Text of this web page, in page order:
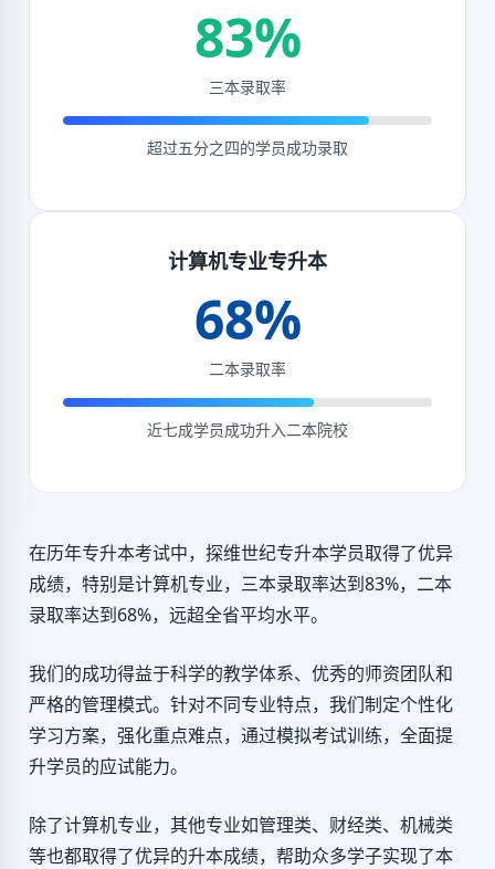
83%
三本录取率
超过五分之四的学员成功录取
计算机专业专升本
68%
二本录取率
近七成学员成功升入二本院校
在历年专升本考试中，探维世纪专升本学员取得了优异
成绩，特别是计算机专业，三本录取率达到83%，二本
录取率达到68%，远超全省平均水平。
我们的成功得益于科学的教学体系、优秀的师资团队和
严格的管理模式。针对不同专业特点，我们制定个性化
学习方案，强化重点难点，通过模拟考试训练，全面提
升学员的应试能力。
除了计算机专业，其他专业如管理类、财经类、机械类
等也都取得了优异的升本成绩，帮助众多学子实现了本